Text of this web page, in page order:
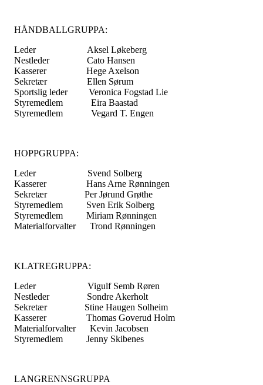
HÅNDBALLGRUPPA:
Leder Aksel Løkeberg
Nestleder Cato Hansen
Kasserer Hege Axelson
Sekretær Ellen Sørum
Sportslig leder Veronica Fogstad Lie
Styremedlem Eira Baastad
Styremedlem Vegard T. Engen
HOPPGRUPPA:
Leder Svend Solberg
Kasserer Hans Arne Rønningen
Sekretær Per Jørund Grøthe
Styremedlem Sven Erik Solberg
Styremedlem Miriam Rønningen
Materialforvalter Trond Rønningen
KLATREGRUPPA:
Leder Vigulf Semb Røren
Nestleder Sondre Akerholt
Sekretær Stine Haugen Solheim
Kasserer Thomas Goverud Holm
Materialforvalter Kevin Jacobsen
Styremedlem Jenny Skibenes
LANGRENNSGRUPPA